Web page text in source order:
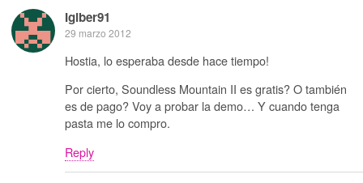
Igiber91
29 marzo 2012
Hostia, lo esperaba desde hace tiempo!
Por cierto, Soundless Mountain II es gratis? O también
es de pago? Voy a probar la demo… Y cuando tenga
pasta me lo compro.
Reply